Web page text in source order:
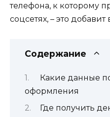
телефона, к которому
соцсетях, – это добавит
Содержание
Какие данные
оформления
Где получить